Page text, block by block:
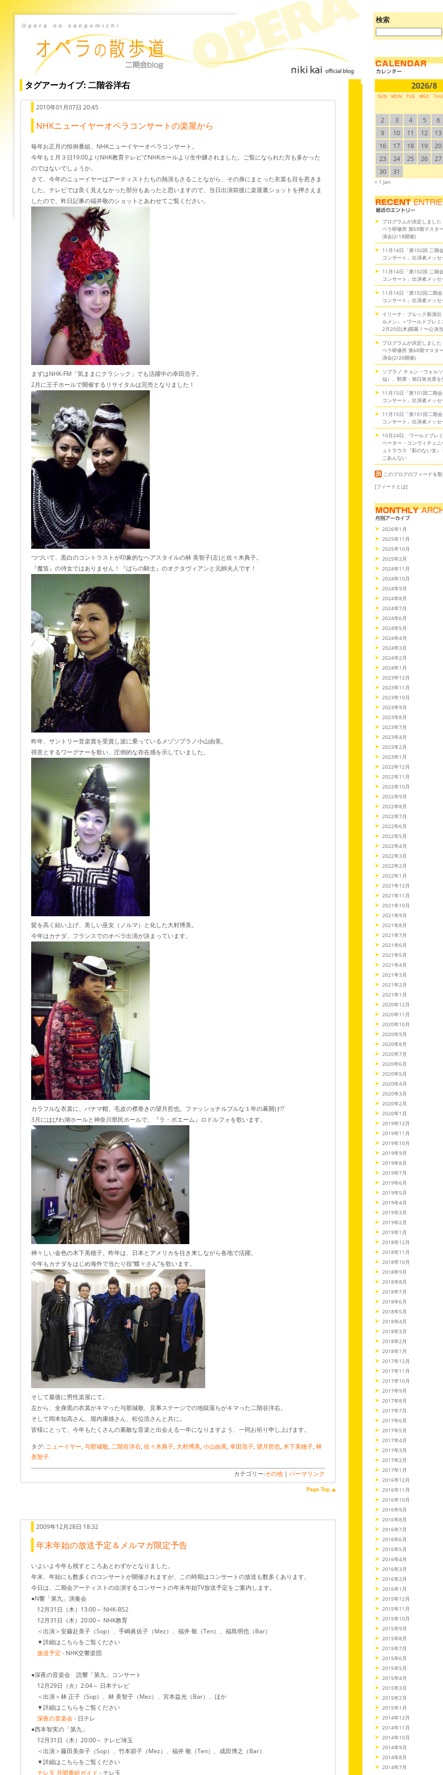
検索
ブ
ロ
検
索:
タグアーカイブ: 二階谷洋右
2010年01月07日 20:45
NHKニューイヤーオペラコンサートの楽屋から
毎年お正月の恒例番組、NHKニューイヤーオペラコンサート。
今年も１月３日19:00よりNHK教育テレビでNHKホールより生中継されました。ご覧になられた方も多かった
のではないでしょうか。
さて、今年のニューイヤーはアーティストたちの熱演もさることながら、その身にまとった衣裳も目を惹きま
した。テレビでは良く見えなかった部分もあったと思いますので、当日出演前後に楽屋裏ショットを押さえま
したので、昨日記事の福井敬のショットとあわせてご覧ください。
まずはNHK-FM「気ままにクラシック」でも活躍中の幸田浩子。
2月に王子ホールで開催するリサイタルは完売となりました！
つづいて、黒白のコントラストが印象的なヘアスタイルの林 美智子(左)と佐々木典子。
『魔笛』の侍女ではありません！『ばらの騎士』のオクタヴィアンと元帥夫人です！
昨年、サントリー音楽賞を受賞し波に乗っているメゾソプラノ小山由美。
得意とするワーグナーを歌い、圧倒的な存在感を示していました。
髪を高く結い上げ、美しい巫女（ノルマ）と化した大村博美。
今年はカナダ、フランスでのオペラ出演が決まっています。
カラフルな衣裳に、パナマ帽、毛皮の襟巻きの望月哲也。ファッショナルブルな１年の幕開け!?
3月にはびわ湖ホールと神奈川県民ホールで、『ラ・ボエーム』ロドルフォを歌います。
神々しい金色の木下美穂子。昨年は、日本とアメリカを往き来しながら各地で活躍。
今年もカナダをはじめ海外で当たり役“蝶々さん”を歌います。
そして最後に男性楽屋にて。
左から、全身黒の衣裳がキマった与那城敬、見事ステージでの地獄落ちがキマった二階谷洋右。
そして岡本知高さん、堀内康雄さん、松位浩さんと共に。
皆様にとって、今年もたくさんの素敵な音楽と出会える一年になりますよう、一同お祈り申し上げます。
タグ: ニューイヤー, 与那城敬, 二階谷洋右, 佐々木典子, 大村博美, 小山由美, 幸田浩子, 望月哲也, 木下美穂子, 林
美智子
カテゴリー:その他 | パーマリンク
2009年12月28日 18:32
年末年始の放送予定＆メルマガ限定予告
いよいよ今年も残すところあとわずかとなりました。
年末、年始にも数多くのコンサートが開催されますが、この時期はコンサートの放送も数多くあります。
今日は、二期会アーティストの出演するコンサートの年末年始TV放送予定をご案内します。
●N響「第九」演奏会
12月31日（木）13:00～ NHK-BS2
12月31日（木）20:00～ NHK教育
＜出演＞安藤赴美子（Sop）、手嶋眞佐子（Mez）、福井 敬（Ten）、福島明也（Bar）
▼詳細はこちらをご覧ください
放送予定 - NHK交響楽団
●深夜の音楽会 読響「第九」コンサート
12月29日（火）2:04～ 日本テレビ
＜出演＞林 正子（Sop）、林 美智子（Mez）、宮本益光（Bar）、ほか
▼詳細はこちらをご覧ください
深夜の音楽会- 日テレ
●西本智実の「第九」
12月31日（木）20:00～ テレビ埼玉
＜出演＞藤田美奈子（Sop）、竹本節子（Mez）、福井 敬（Ten）、成田博之（Bar）
▼詳細はこちらをご覧ください
テレ玉 月間番組ガイド - テレ玉
2026/8
SUN MON TUE WED THU
2
3 4 5 6
9
10 11 12 13
16
17 18 19 20
23
24 25 26 27
30
31
« 1 Jan
プログラムが決定しました
ペラ研修所 第69期マスタ
演会(2/18開催)
11月14日「第102回 二期
コンサート」出演者メッセ
11月14日「第102回 二期
コンサート」出演者メッセ
11月14日「第102回二期
コンサート」出演者メッセ
イリーナ・ブルック新演出
ルメン』＜ワールドプレミ
2月20日(木)開幕！〜公演
プログラムが決定しました
ペラ研修所 第68期マスタ
演会(2/26開催)
ソプラノ チョン・ウォル
仙）、勲章・旭日単光章を
11月15日「第101回二期
コンサート」出演者メッセ
11月15日「第101回二期
コンサート」出演者メッセ
10月24日、ワールドプレミ
ペーター・コンヴィチュニ
ュトラウス『影のない女
ごあんない
このブログのフィードを
[フィードとは]
2026年1月
2025年11月
2025年10月
2025年2月
2024年11月
2024年10月
2024年9月
2024年8月
2024年7月
2024年6月
2024年5月
2024年4月
2024年3月
2024年2月
2024年1月
2023年12月
2023年11月
2023年10月
2023年9月
2023年8月
2023年7月
2023年4月
2023年2月
2023年1月
2022年12月
2022年11月
2022年10月
2022年9月
2022年8月
2022年7月
2022年6月
2022年5月
2022年4月
2022年3月
2022年2月
2022年1月
2021年12月
2021年11月
2021年10月
2021年9月
2021年8月
2021年7月
2021年6月
2021年5月
2021年4月
2021年3月
2021年2月
2021年1月
2020年12月
2020年11月
2020年10月
2020年9月
2020年8月
2020年7月
2020年6月
2020年5月
2020年4月
2020年3月
2020年2月
2020年1月
2019年12月
2019年11月
2019年10月
2019年9月
2019年8月
2019年7月
2019年6月
2019年5月
2019年4月
2019年3月
2019年2月
2019年1月
2018年12月
2018年11月
2018年10月
2018年9月
2018年8月
2018年7月
2018年6月
2018年5月
2018年4月
2018年3月
2018年2月
2018年1月
2017年12月
2017年11月
2017年10月
2017年9月
2017年8月
2017年7月
2017年6月
2017年5月
2017年4月
2017年3月
2017年2月
2017年1月
2016年12月
2016年11月
2016年10月
2016年9月
2016年8月
2016年7月
2016年6月
2016年5月
2016年4月
2016年3月
2016年2月
2016年1月
2015年12月
2015年11月
2015年10月
2015年9月
2015年8月
2015年7月
2015年6月
2015年5月
2015年4月
2015年3月
2015年2月
2015年1月
2014年12月
2014年11月
2014年10月
2014年9月
2014年8月
2014年7月